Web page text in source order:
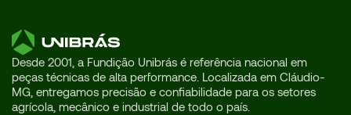
Desde 2001, a Fundição Unibrás é referência nacional em
peças técnicas de alta performance. Localizada em Cláudio-
MG, entregamos precisão e confiabilidade para os setores
agrícola, mecânico e industrial de todo o país.